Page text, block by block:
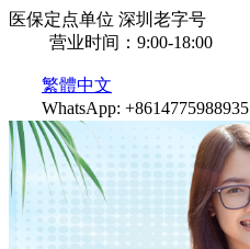
医保定点单位 深圳老字号
营业时间：9:00-18:00
繁體中文
WhatsApp: +8614775988935